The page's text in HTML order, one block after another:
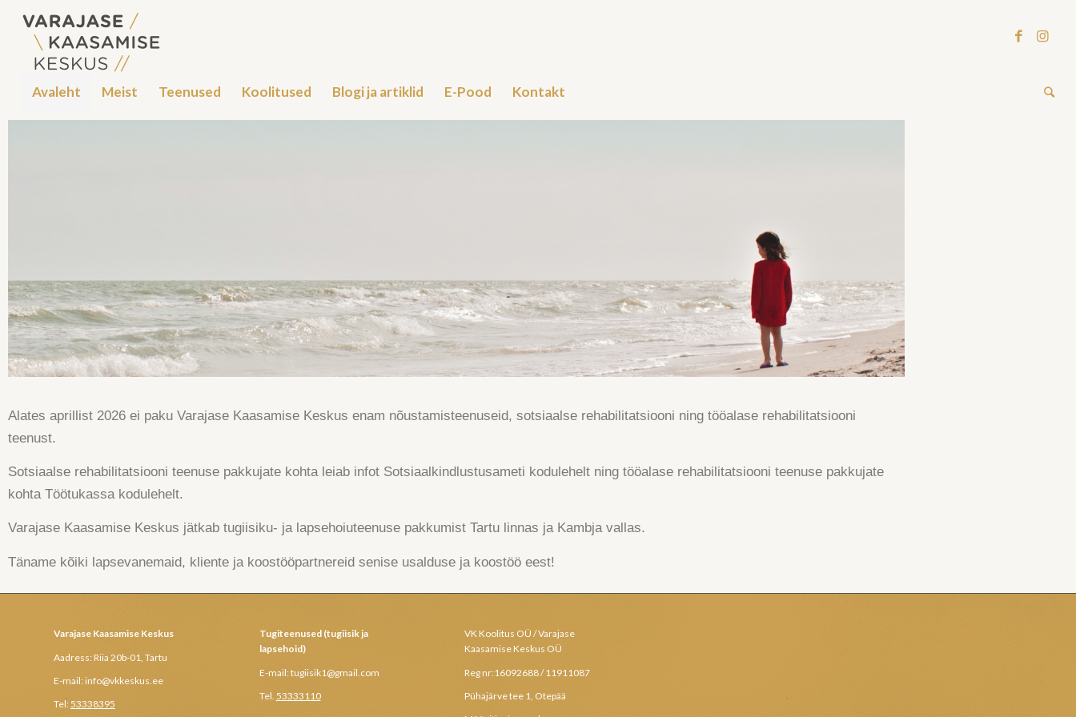
Avaleht Meist Teenused Koolitused Blogi ja artiklid E-Pood Kontakt
Alates aprillist 2026 ei paku Varajase Kaasamise Keskus enam nõustamisteenuseid, sotsiaalse rehabilitatsiooni ning tööalase rehabilitatsiooni
teenust.
Sotsiaalse rehabilitatsiooni teenuse pakkujate kohta leiab infot Sotsiaalkindlustusameti kodulehelt ning tööalase rehabilitatsiooni teenuse pakkujate
kohta Töötukassa kodulehelt.
Varajase Kaasamise Keskus jätkab tugiisiku- ja lapsehoiuteenuse pakkumist Tartu linnas ja Kambja vallas.
Täname kõiki lapsevanemaid, kliente ja koostööpartnereid senise usalduse ja koostöö eest!
Varajase Kaasamise Keskus
Aadress: Riia 20b-01, Tartu
E-mail: info@vkkeskus.ee
Tel:53338395
Tugiteenused (tugiisik ja
lapsehoid)
E-mail: tugiisik1@gmail.com
Tel. 53333110
VK Koolitus OÜ / Varajase
Kaasamise Keskus OÜ
Reg nr:16092688 / 11911087
Pühajärve tee 1, Otepää